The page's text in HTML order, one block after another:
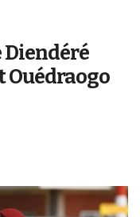
Diendéré
Ouédraogo